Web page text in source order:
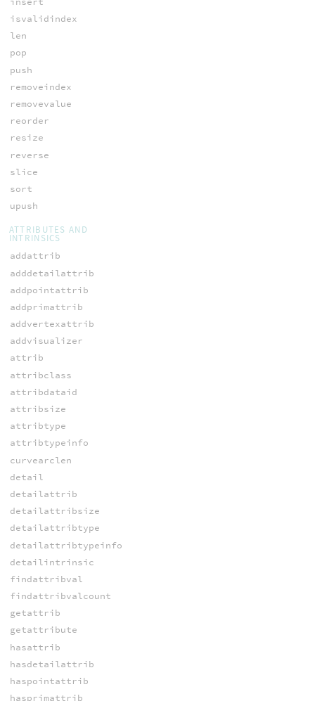
isvalidindex
len
pop
push
removeindex
removevalue
reorder
resize
reverse
slice
sort
upush
ATTRIBUTES AND
INTRINSICS
addattrib
adddetailattrib
addpointattrib
addprimattrib
addvertexattrib
addvisualizer
attrib
attribclass
attribdataid
attribsize
attribtype
attribtypeinfo
curvearclen
detail
detailattrib
detailattribsize
detailattribtype
detailattribtypeinfo
detailintrinsic
findattribval
findattribvalcount
getattrib
getattribute
hasattrib
hasdetailattrib
haspointattrib
hasprimattrib